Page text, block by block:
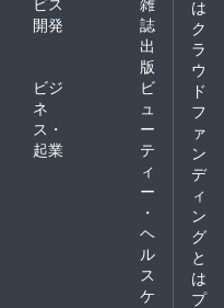
開発
誌
出
版
ビジ
ネ
ス・
起業
ビ
ュ
ー
テ
ィ
ー
・
ヘ
ル
ス
ケ
は
ク
ラ
ウ
ド
フ
ァ
ン
デ
ィ
ン
グ
と
は
プ